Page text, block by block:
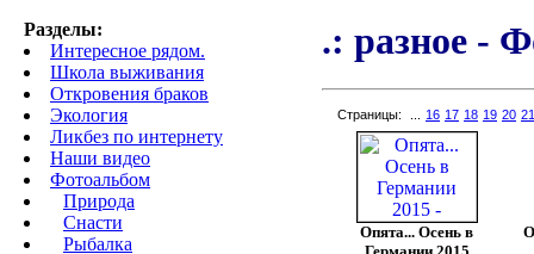
Разделы:
Интересное рядом.
Школа выживания
Откровения браков
Экология
Ликбез по интернету
Наши видео
Фотоальбом
Природа
Cнасти
Рыбалка
.: разное -
Страницы: 16 17 18 19 20 21
Опята... Осень в